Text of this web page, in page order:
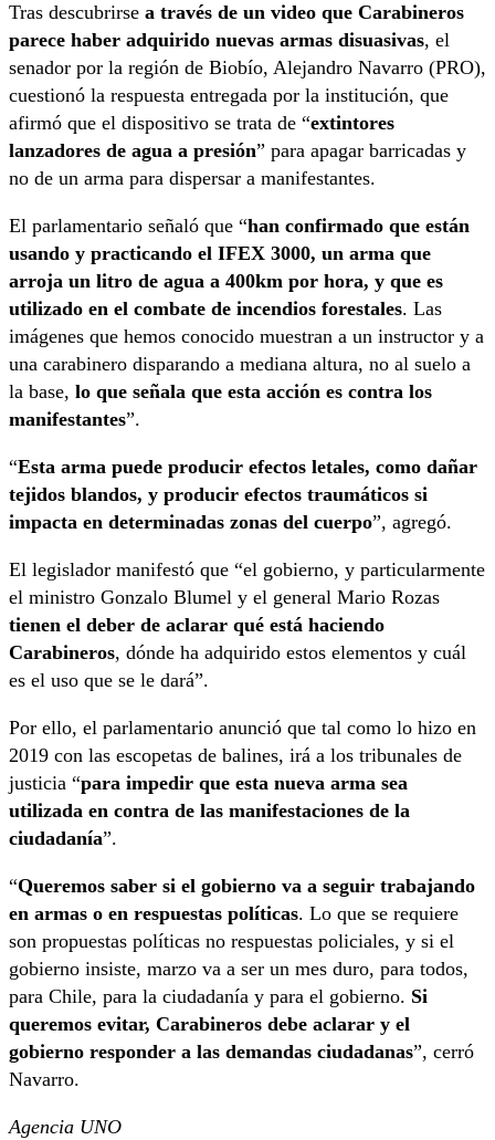
Tras descubrirse a través de un video que Carabineros
parece haber adquirido nuevas armas disuasivas, el
senador por la región de Biobío, Alejandro Navarro (PRO),
cuestionó la respuesta entregada por la institución, que
afirmó que el dispositivo se trata de “extintores
lanzadores de agua a presión” para apagar barricadas y
no de un arma para dispersar a manifestantes.
El parlamentario señaló que “han confirmado que están
usando y practicando el IFEX 3000, un arma que
arroja un litro de agua a 400km por hora, y que es
utilizado en el combate de incendios forestales. Las
imágenes que hemos conocido muestran a un instructor y a
una carabinero disparando a mediana altura, no al suelo a
la base, lo que señala que esta acción es contra los
manifestantes”.
“Esta arma puede producir efectos letales, como dañar
tejidos blandos, y producir efectos traumáticos si
impacta en determinadas zonas del cuerpo”, agregó.
El legislador manifestó que “el gobierno, y particularmente
el ministro Gonzalo Blumel y el general Mario Rozas
tienen el deber de aclarar qué está haciendo
Carabineros, dónde ha adquirido estos elementos y cuál
es el uso que se le dará”.
Por ello, el parlamentario anunció que tal como lo hizo en
2019 con las escopetas de balines, irá a los tribunales de
justicia “para impedir que esta nueva arma sea
utilizada en contra de las manifestaciones de la
ciudadanía”.
“Queremos saber si el gobierno va a seguir trabajando
en armas o en respuestas políticas. Lo que se requiere
son propuestas políticas no respuestas policiales, y si el
gobierno insiste, marzo va a ser un mes duro, para todos,
para Chile, para la ciudadanía y para el gobierno. Si
queremos evitar, Carabineros debe aclarar y el
gobierno responder a las demandas ciudadanas”, cerró
Navarro.
Agencia UNO